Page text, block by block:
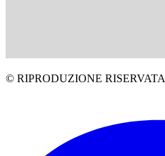
© RIPRODUZIONE RISERVATA